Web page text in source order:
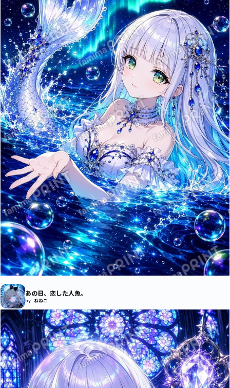
あの日、恋した人魚。
by ねねこ